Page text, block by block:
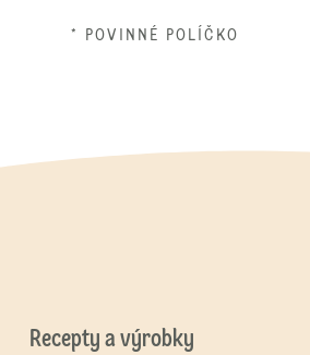
* POVINNÉ POLÍČKO
Recepty a výrobky